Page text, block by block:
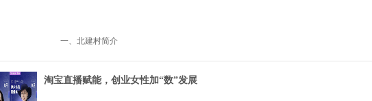
一、北建村简介
淘宝直播赋能，创业女性加“数”发展